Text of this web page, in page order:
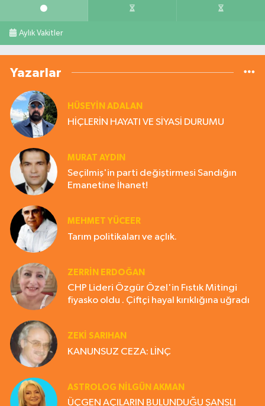
Aylık Vakitler
Yazarlar
HÜSEYIN ADALAN
HİÇLERİN HAYATI VE SİYASİ DURUMU
MURAT AYDIN
Seçilmiş'in parti değiştirmesi Sandığın
Emanetine İhanet!
MEHMET YÜCEER
Tarım politikaları ve açlık.
ZERRIN ERDOĞAN
CHP Lideri Özgür Özel'in Fıstık Mitingi
fiyasko oldu . Çiftçi hayal kırıklığına uğradı
ZEKI SARIHAN
KANUNSUZ CEZA: LİNÇ
ASTROLOG NILGÜN AKMAN
ÜÇGEN AÇILARIN BULUNDUĞU ŞANSLI